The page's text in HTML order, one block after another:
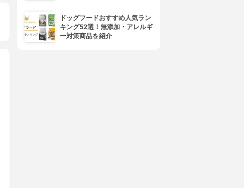
ドッグフードおすすめ人気ラン
キング52選！無添加・アレルギ
ー対策商品を紹介